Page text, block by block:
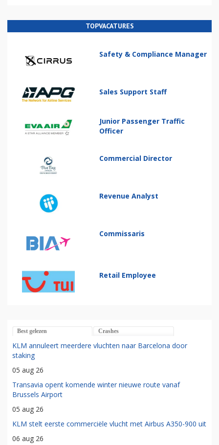
TOPVACATURES
Safety & Compliance Manager
Sales Support Staff
Junior Passenger Traffic
Officer
Commercial Director
Revenue Analyst
Commissaris
Retail Employee
Best gelezen Crashes
KLM annuleert meerdere vluchten naar Barcelona door
staking
05 aug 26
Transavia opent komende winter nieuwe route vanaf
Brussels Airport
05 aug 26
KLM stelt eerste commerciële vlucht met Airbus A350-900 uit
06 aug 26